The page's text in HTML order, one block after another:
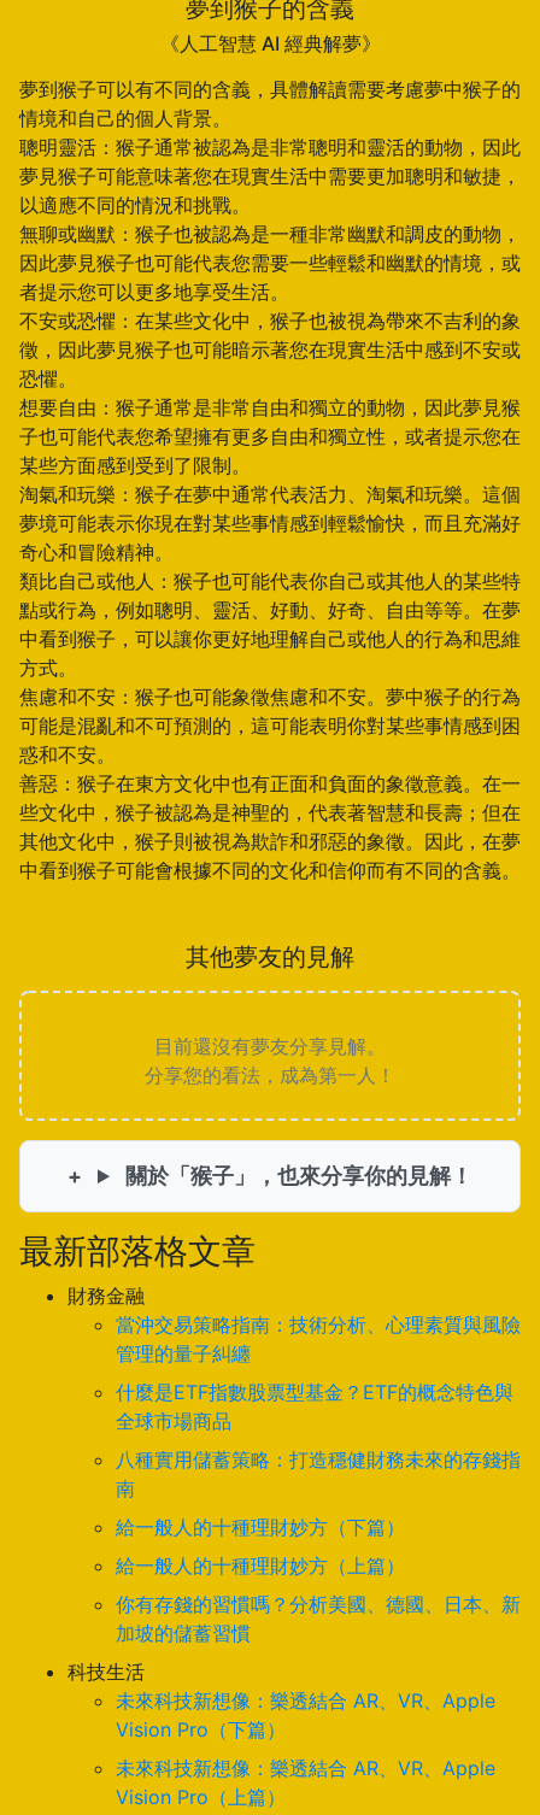
夢到猴子的含義
《人工智慧 AI 經典解夢》
夢到猴子可以有不同的含義，具體解讀需要考慮夢中猴子的
情境和自己的個人背景。
聰明靈活：猴子通常被認為是非常聰明和靈活的動物，因此
夢見猴子可能意味著您在現實生活中需要更加聰明和敏捷，
以適應不同的情況和挑戰。
無聊或幽默：猴子也被認為是一種非常幽默和調皮的動物，
因此夢見猴子也可能代表您需要一些輕鬆和幽默的情境，或
者提示您可以更多地享受生活。
不安或恐懼：在某些文化中，猴子也被視為帶來不吉利的象
徵，因此夢見猴子也可能暗示著您在現實生活中感到不安或
恐懼。
想要自由：猴子通常是非常自由和獨立的動物，因此夢見猴
子也可能代表您希望擁有更多自由和獨立性，或者提示您在
某些方面感到受到了限制。
淘氣和玩樂：猴子在夢中通常代表活力、淘氣和玩樂。這個
夢境可能表示你現在對某些事情感到輕鬆愉快，而且充滿好
奇心和冒險精神。
類比自己或他人：猴子也可能代表你自己或其他人的某些特
點或行為，例如聰明、靈活、好動、好奇、自由等等。在夢
中看到猴子，可以讓你更好地理解自己或他人的行為和思維
方式。
焦慮和不安：猴子也可能象徵焦慮和不安。夢中猴子的行為
可能是混亂和不可預測的，這可能表明你對某些事情感到困
惑和不安。
善惡：猴子在東方文化中也有正面和負面的象徵意義。在一
些文化中，猴子被認為是神聖的，代表著智慧和長壽；但在
其他文化中，猴子則被視為欺詐和邪惡的象徵。因此，在夢
中看到猴子可能會根據不同的文化和信仰而有不同的含義。
其他夢友的見解
目前還沒有夢友分享見解。
分享您的看法，成為第一人！
關於「猴子」，也來分享你的見解！
最新部落格文章
財務金融
當沖交易策略指南：技術分析、心理素質與風險
管理的量子糾纏
什麼是ETF指數股票型基金？ETF的概念特色與
全球市場商品
八種實用儲蓄策略：打造穩健財務未來的存錢指
南
給一般人的十種理財妙方（下篇）
給一般人的十種理財妙方（上篇）
你有存錢的習慣嗎？分析美國、德國、日本、新
加坡的儲蓄習慣
科技生活
未來科技新想像：樂透結合 AR、VR、Apple
Vision Pro（下篇）
未來科技新想像：樂透結合 AR、VR、Apple
Vision Pro（上篇）